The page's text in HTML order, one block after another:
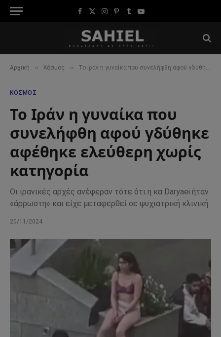
Facebook
X
Instagram
Pinterest
TumblrYouTube
Αρχική » Κόσμος » Το Ιράν η γυναίκα που συνελήφθη αφού γδύθηκε αφέθηκε ελεύθερη χωρίς κατηγορία
ΚΌΣΜΟΣ
Το Ιράν η γυναίκα που
συνελήφθη αφού γδύθηκε
αφέθηκε ελεύθερη χωρίς
κατηγορία
Οι ιρανικές αρχές ανέφεραν τότε ότι η κα Daryaei ήταν
«άρρωστη» και είχε μεταφερθεί σε ψυχιατρική κλινική.
20/11/2024